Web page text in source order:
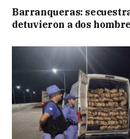
Barranqueras:
detuvieron a dos